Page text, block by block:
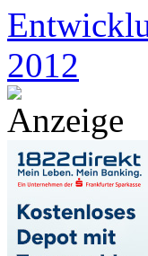
2012
Anzeige